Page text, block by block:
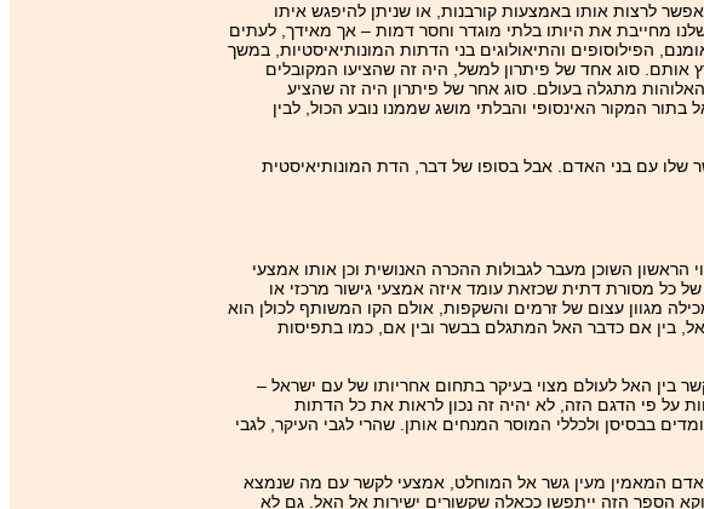
לרצות אותו באמצעות קורבנות, או שניתן להיפגש איתו
מחייבת את היותו בלתי מוגדר וחסר דמות – אך מאידך, לעתים
הפילוסופים והתיאולוגים בני הדתות המונותיאיסטיות, במשך
אותם. סוג אחד של פיתרון למשל, היה זה שהציעו המקובלים
מתגלה בעולם. סוג אחר של פיתרון היה זה שהציע
המקור האינסופי והבלתי מושג שממנו נובע הכול, לבין
שלו עם בני האדם. אבל בסופו של דבר, הדת המונותיאיסטית
השוכן מעבר לגבולות ההכרה האנושית וכן אותו אמצעי
כל מסורת דתית שכזאת עומד איזה אמצעי גישור מרכזי או
מגוון עצום של זרמים והשקפות, אולם הקו המשותף לכולן הוא
בין אם כדבר האל המתגלם בבשר ובין אם, כמו בתפיסות
בין האל לעולם מצוי בעיקר בתחום אחריותו של עם ישראל –
על פי הדגם הזה, לא יהיה זה נכון לראות את כל הדתות
בבסיסן ולכללי המוסר המנחים אותן. שהרי לגבי העיקר, לגבי
המאמין מעין גשר אל המוחלט, אמצעי לקשר עם מה שנמצא
הספר הזה ייתפשו ככאלה שקשורים ישירות אל האל. גם לא